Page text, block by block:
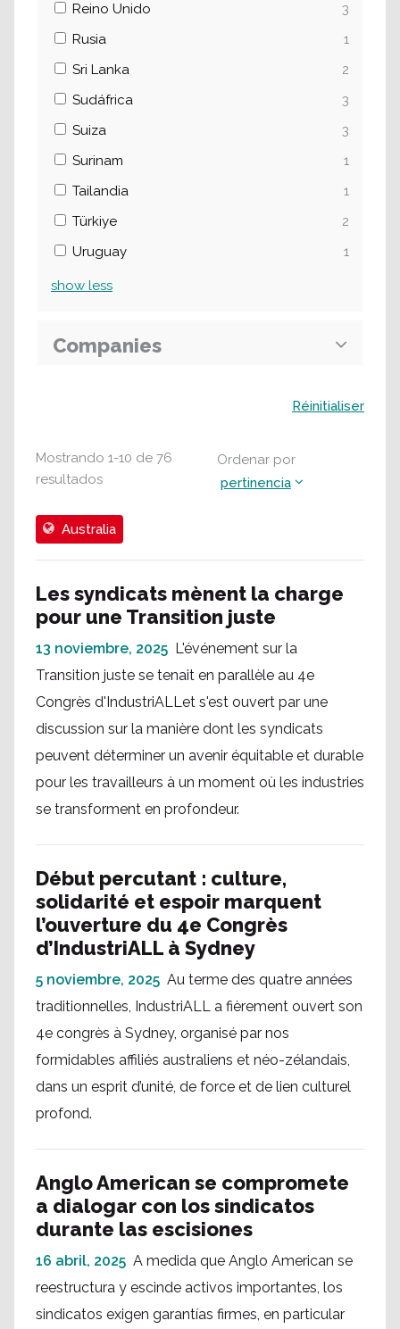
Mostrando 1-10 de 76
resultados
Ordenar por
pertinencia
Australia
Les syndicats mènent la charge
pour une Transition juste
13 noviembre, 2025 L'événement sur la
Transition juste se tenait en parallèle au 4e
Congrès d'IndustriALLet s'est ouvert par une
discussion sur la manière dont les syndicats
peuvent déterminer un avenir équitable et durable
pour les travailleurs à un moment où les industries
se transforment en profondeur.
Début percutant : culture,
solidarité et espoir marquent
l’ouverture du 4e Congrès
d’IndustriALL à Sydney
5 noviembre, 2025 Au terme des quatre années
traditionnelles, IndustriALL a fièrement ouvert son
4e congrès à Sydney, organisé par nos
formidables affiliés australiens et néo-zélandais,
dans un esprit d’unité, de force et de lien culturel
profond.
Anglo American se compromete
a dialogar con los sindicatos
durante las escisiones
16 abril, 2025 A medida que Anglo American se
reestructura y escinde activos importantes, los
sindicatos exigen garantías firmes, en particular
Reino Unido
3
Rusia
1
Sri Lanka
2
Sudáfrica
3
Suiza
3
Surinam
1
Tailandia
1
Türkiye
2
Uruguay
1
show less
Companies
Réinitialiser